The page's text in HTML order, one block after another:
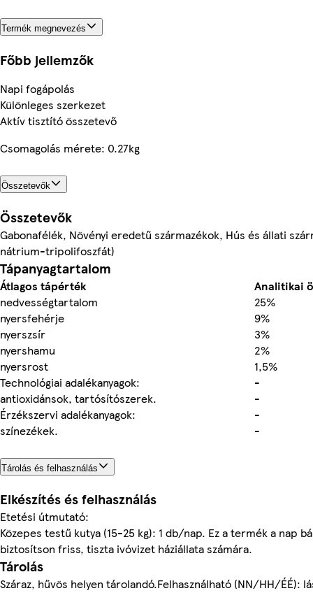
Termék megnevezés
Főbb jellemzők
Napi fogápolás
Különleges szerkezet
Aktív tisztító összetevő
Csomagolás mérete: 0.27kg
Összetevők
Összetevők
Gabonafélék, Növényi eredetű származékok, Hús és állati
nátrium-tripolifoszfát)
Tápanyagtartalom
Átlagos tápérték
Analitikai
nedvességtartalom
25%
nyersfehérje
9%
nyerszsír
3%
nyershamu
2%
nyersrost
1,5%
Technológiai adalékanyagok:
-
antioxidánsok, tartósítószerek.
-
Érzékszervi adalékanyagok:
-
színezékek.
-
Tárolás és felhasználás
Elkészítés és felhasználás
Etetési útmutató:
Közepes testű kutya (15-25 kg): 1 db/nap. Ez a termék a nap
biztosítson friss, tiszta ivóvizet háziállata számára.
Tárolás
Száraz, hűvös helyen tárolandó.Felhasználható (NN/HH/ÉÉ):